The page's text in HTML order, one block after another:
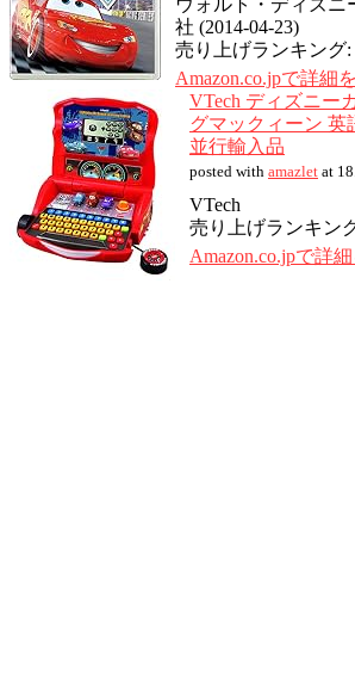
社 (2014-04-23)
売り上げランキング:
Amazon.co.jpで詳細
VTech ディズニー
グマックィーン 英
並行輸入品
posted with amazlet at
VTech
売り上げランキン
Amazon.co.jpで詳